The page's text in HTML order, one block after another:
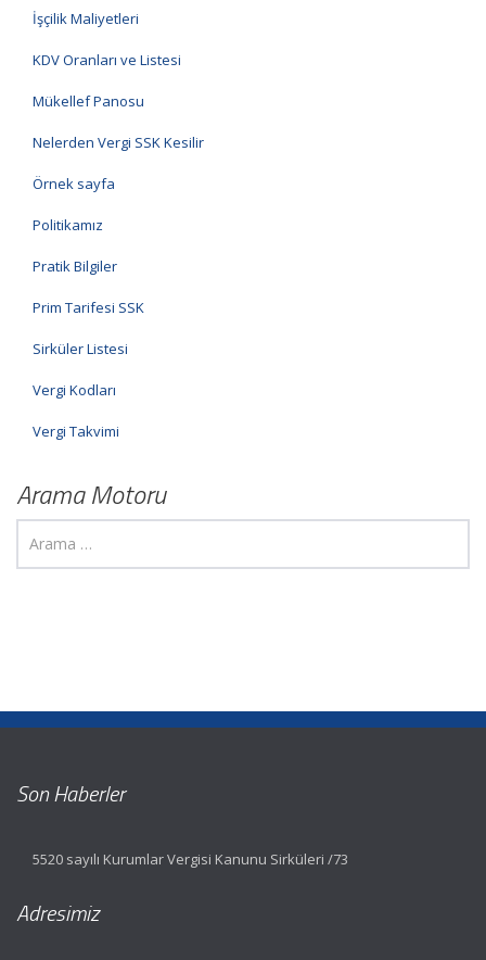
İşçilik Maliyetleri
KDV Oranları ve Listesi
Mükellef Panosu
Nelerden Vergi SSK Kesilir
Örnek sayfa
Politikamız
Pratik Bilgiler
Prim Tarifesi SSK
Sirküler Listesi
Vergi Kodları
Vergi Takvimi
Arama Motoru
Son Haberler
5520 sayılı Kurumlar Vergisi Kanunu Sirküleri /73
Adresimiz